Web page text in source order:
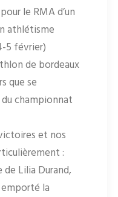
le RMA d’un
athlétisme
5 février)
de bordeaux
que se
championnat
et nos
:
Lilia Durand,
la